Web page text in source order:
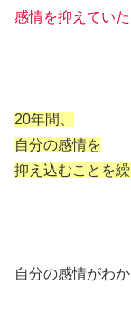
感情を抑えていた
20年間、
自分の感情を
抑え込むことを繰
自分の感情がわ